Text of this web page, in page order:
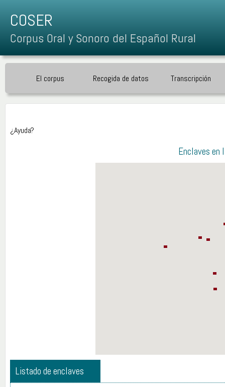
COSER
Corpus Oral y Sonoro del Español Rural
El corpus Recogida de datos Transcripción
¿Ayuda?
Enclaves en
Listado de enclaves